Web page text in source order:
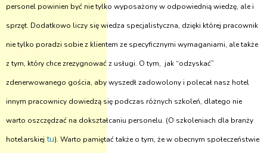
personel powinien być nie tylko wyposażony w odpowiednią wiedzę, ale i
sprzęt. Dodatkowo liczy się wiedza specjalistyczna, dzięki której pracownik
nie tylko poradzi sobie z klientem ze specyficznymi wymaganiami, ale także
z tym, który chce zrezygnować z usługi. O tym, jak “odzyskać”
zdenerwowanego gościa, aby wyszedł zadowolony i polecał nasz hotel
innym pracownicy dowiedzą się podczas różnych szkoleń, dlatego nie
warto oszczędzać na dokształcaniu personelu. (O szkoleniach dla branży
hotelarskiej tu). Warto pamiętać także o tym, że w obecnym społeczeństwie